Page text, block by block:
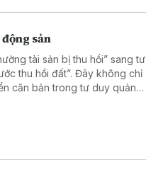
sản
tài sản bị thu hồi” sang tư
thu hồi đất”. Đây không chỉ
căn bản trong tư duy quản